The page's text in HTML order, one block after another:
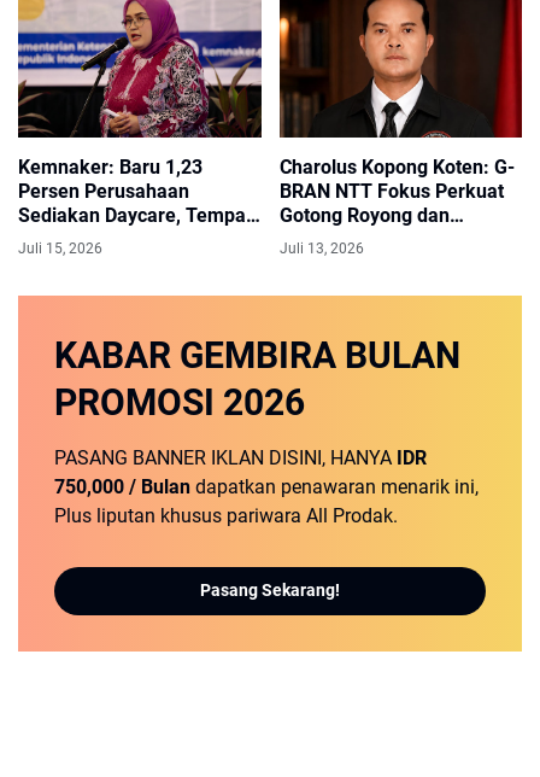
Kemnaker: Baru 1,23
Persen Perusahaan
Sediakan Daycare, Tempat
Kerja Ramah Keluarga
Perlu Diperluas
Juli 15, 2026
Charolus Kopong Koten: G-
BRAN NTT Fokus Perkuat
Gotong Royong dan
Pemberdayaan Masyarakat
Juli 13, 2026
KABAR GEMBIRA BULAN
PROMOSI 2026
PASANG BANNER IKLAN DISINI, HANYA IDR
750,000 / Bulan dapatkan penawaran menarik ini,
Plus liputan khusus pariwara All Prodak.
Pasang Sekarang!